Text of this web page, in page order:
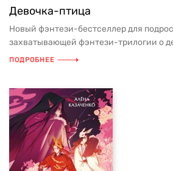
Девочка-птица
Новый фэнтези-бестселлер для
захватывающей фэнтези-трилогии о
ПОДРОБНЕЕ